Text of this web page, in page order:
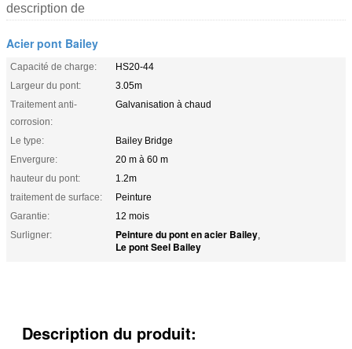
description de
Acier pont Bailey
Capacité de charge:
HS20-44
Largeur du pont:
3.05m
Traitement anti-
corrosion:
Galvanisation à chaud
Le type:
Bailey Bridge
Envergure:
20 m à 60 m
hauteur du pont:
1.2m
traitement de surface:
Peinture
Garantie:
12 mois
Surligner:
Peinture du pont en acier Bailey,
Le pont Seel Bailey
Description du produit: